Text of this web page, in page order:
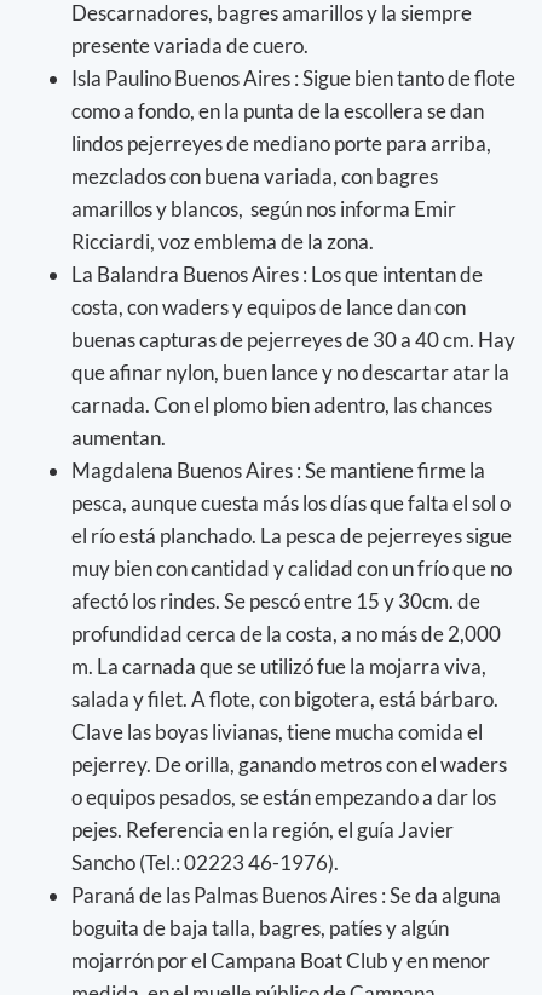
Descarnadores, bagres amarillos y la siempre
presente variada de cuero.
Isla Paulino Buenos Aires : Sigue bien tanto de flote
como a fondo, en la punta de la escollera se dan
lindos pejerreyes de mediano porte para arriba,
mezclados con buena variada, con bagres
amarillos y blancos, según nos informa Emir
Ricciardi, voz emblema de la zona.
La Balandra Buenos Aires : Los que intentan de
costa, con waders y equipos de lance dan con
buenas capturas de pejerreyes de 30 a 40 cm. Hay
que afinar nylon, buen lance y no descartar atar la
carnada. Con el plomo bien adentro, las chances
aumentan.
Magdalena Buenos Aires : Se mantiene firme la
pesca, aunque cuesta más los días que falta el sol o
el río está planchado. La pesca de pejerreyes sigue
muy bien con cantidad y calidad con un frío que no
afectó los rindes. Se pescó entre 15 y 30cm. de
profundidad cerca de la costa, a no más de 2,000
m. La carnada que se utilizó fue la mojarra viva,
salada y filet. A flote, con bigotera, está bárbaro.
Clave las boyas livianas, tiene mucha comida el
pejerrey. De orilla, ganando metros con el waders
o equipos pesados, se están empezando a dar los
pejes. Referencia en la región, el guía Javier
Sancho (Tel.: 02223 46-1976).
Paraná de las Palmas Buenos Aires : Se da alguna
boguita de baja talla, bagres, patíes y algún
mojarrón por el Campana Boat Club y en menor